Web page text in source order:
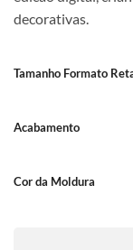
decorativas.
Tamanho Formato
Acabamento
Cor da Moldura